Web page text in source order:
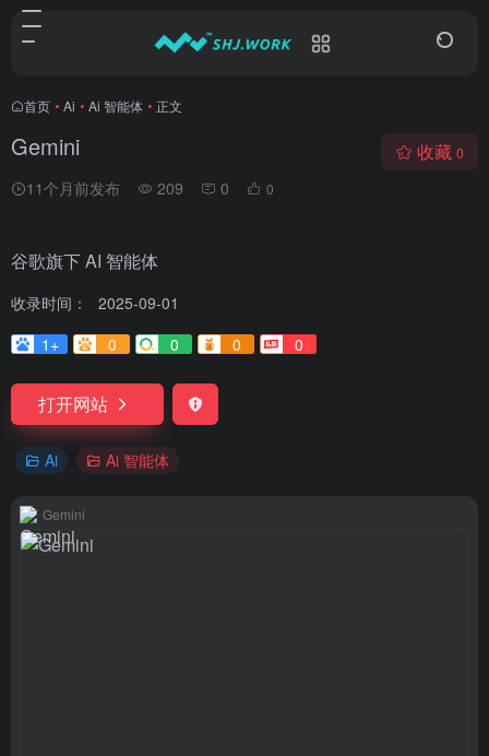
首页 • Ai • Ai 智能体 • 正文
Gemini
11个月前发布 209 0 0
收藏 0
谷歌旗下 AI 智能体
收录时间：
2025-09-01
1+
0 0 0 0
打开网站
Ai Ai 智能体
Gemini